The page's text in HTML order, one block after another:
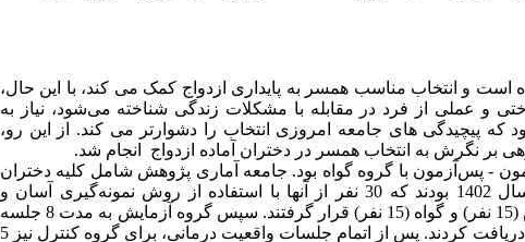
است و انتخاب مناسب همسر به پایداری ازدواج کمک می کند، با این حال،
و عملی از فرد در مقابله با مشکلات زندگی شناخته می‌شود، نیاز به
پیچیدگی های جامعه امروزی انتخاب را دشوارتر می کند. از این رو،
بر نگرش به انتخاب همسر در دختران آماده ازدواج انجام شد.
پس‌آزمون با گروه گواه بود. جامعه آماری پژوهش شامل کلیه دختران
آماده ازدواج در محله کوهک شهر تهران(منطقه 22) در سال 1402 بودند که 30 نفر از آنها با استفاده از روش نمونه‌گیری آسان و
دردسترس انتخاب و به‌صورت تصادفی در دو گروه آزمایش (15 نفر) و گواه (15 نفر) قرار گرفتند. سپس گروه آزمایش به مدت 8 جلسه
دوساعته در طی دو ماه مداخله واقعیت درمانی گروهی را دریافت کردند. پس از اتمام جلسات واقعیت درمانی، برای گروه کنترل نیز 5